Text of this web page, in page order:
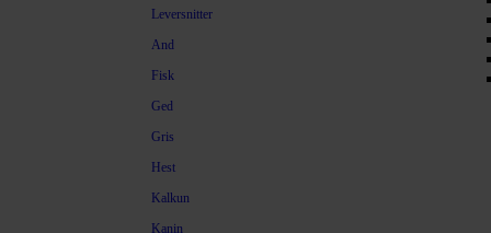
Leversnitter
And
Fisk
Ged
Gris
Hest
Kalkun
Kanin